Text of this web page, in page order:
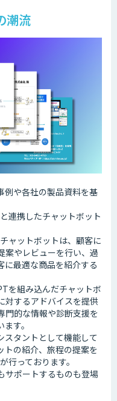
潮流
例や各社の製品資料を基
連携したチャットボット
ャットボットは、顧客に
案やレビューを行い、過
に最適な商品を紹介する
を組み込んだチャットボ
対するアドバイスを提供
門的な情報や診断支援を
す。
スタントとして機能して
トの紹介、旅程の提案を
っております。
サポートするものも登場